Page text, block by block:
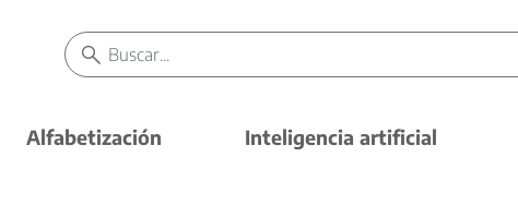
Alfabetización Inteligencia artificial